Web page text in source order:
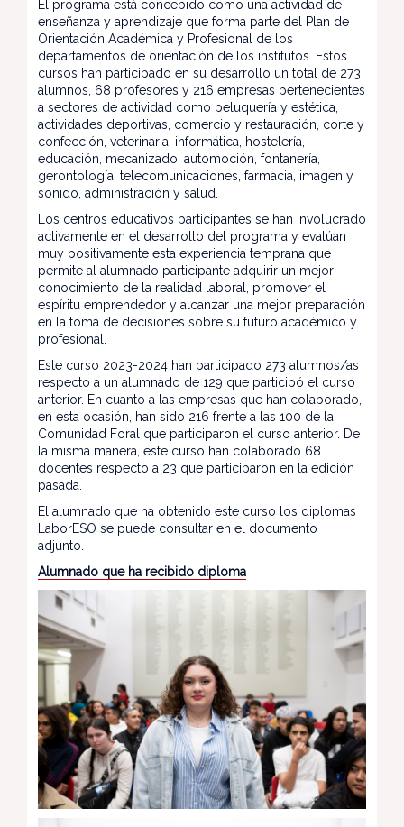
El programa está concebido como una actividad de
enseñanza y aprendizaje que forma parte del Plan de
Orientación Académica y Profesional de los
departamentos de orientación de los institutos. Estos
cursos han participado en su desarrollo un total de 273
alumnos, 68 profesores y 216 empresas pertenecientes
a sectores de actividad como peluquería y estética,
actividades deportivas, comercio y restauración, corte y
confección, veterinaria, informática, hostelería,
educación, mecanizado, automoción, fontanería,
gerontología, telecomunicaciones, farmacia, imagen y
sonido, administración y salud.
Los centros educativos participantes se han involucrado
activamente en el desarrollo del programa y evalúan
muy positivamente esta experiencia temprana que
permite al alumnado participante adquirir un mejor
conocimiento de la realidad laboral, promover el
espíritu emprendedor y alcanzar una mejor preparación
en la toma de decisiones sobre su futuro académico y
profesional.
Este curso 2023-2024 han participado 273 alumnos/as
respecto a un alumnado de 129 que participó el curso
anterior. En cuanto a las empresas que han colaborado,
en esta ocasión, han sido 216 frente a las 100 de la
Comunidad Foral que participaron el curso anterior. De
la misma manera, este curso han colaborado 68
docentes respecto a 23 que participaron en la edición
pasada.
El alumnado que ha obtenido este curso los diplomas
LaborESO se puede consultar en el documento
adjunto.
Alumnado que ha recibido diploma